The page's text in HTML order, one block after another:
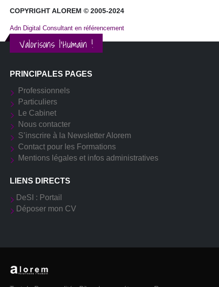
COPYRIGHT ALOREM © 2005-2024
Adn Digital Consultant en référencement
Valorisons l'Humain !
PRINCIPALES PAGES
Professionnels
Particuliers
Le Cabinet
Nous contacter
S’inscrire à la Newsletter Alorem
Contact pour les Formations
Mentions légales et infos administratives
LIENS DIRECTS
DeSI : Portail
Déposer mon CV